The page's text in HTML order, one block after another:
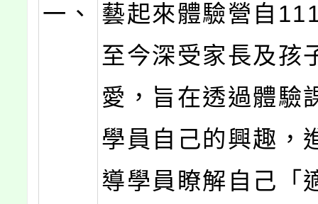
一、
藝起來體驗營自
至今深受家長及孩
愛，旨在透過體驗
學員自己的興趣，
導學員瞭解自己「